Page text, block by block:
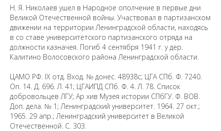
Н. Я. Николаев ушел в Народное ополчение в первые дни
Великой Отечественной войны. Участвовал в партизанском
движении на территории Ленинградской области, находясь
в со ставе университетского партизанского отряда на
должности казначея. Погиб 4 сентября 1941 г. у дер.
Калитино Волосовского района Ленинградской области.
ЦАМО РФ. IX отд. Вход. № донес. 48938с; ЦГА СПб. Ф. 7240.
Оп. 14. Д. 696. Л. 41; ЦГАИПД СПб. Ф. 4. Л. 78. Список
добровольцев ЛГУ; Ар хив Музея истории СПбГУ. Ф. ВОВ.
Доп. дела. № 1; Ленинградский университет. 1964. 27 окт.;
1965. 29 апр.; Ленинградский университет в Великой
Отечественной. С. 303.
дополнения к материалу
Уважаемые универсанты и гости! Если
вы заметили неточность в опубликованных
сведениях, пожалуйста, сообщите об этом